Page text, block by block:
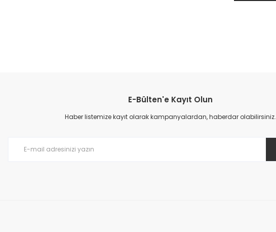
Ürün resmi kalitesiz, bozuk veya görüntülenemiyor.
Ürün açıklamasında eksik bilgiler bulunuyor.
E-Bülten'e Kayıt Olun
Haber listemize kayıt olarak kampanyalardan, haberdar olabilirsiniz.